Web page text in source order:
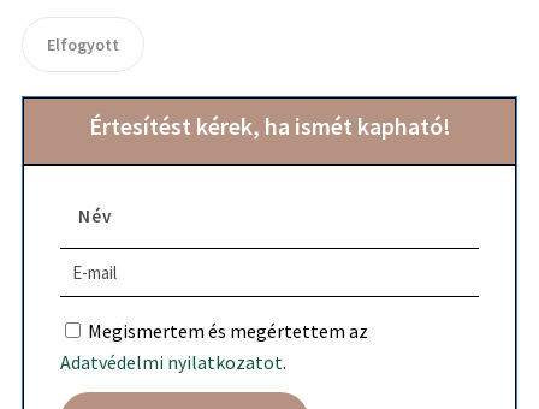
Elfogyott
Értesítést kérek, ha ismét kapható!
Megismertem és megértettem az
Adatvédelmi nyilatkozatot.